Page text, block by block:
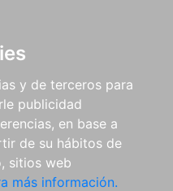
y de terceros para
publicidad
en base a
de su hábitos de
sitios web
más información.